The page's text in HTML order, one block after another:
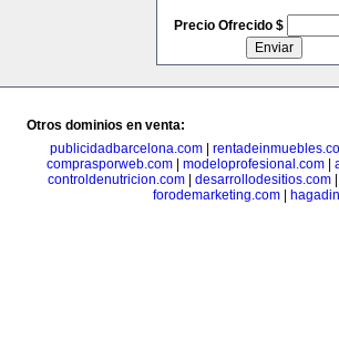
Precio Ofrecido $
Otros dominios en venta:
publicidadbarcelona.com
comprasporweb.com| modeloprofesional.com|
controldenutricion.com
desarrollodesitios.com
forodemarketing.com|